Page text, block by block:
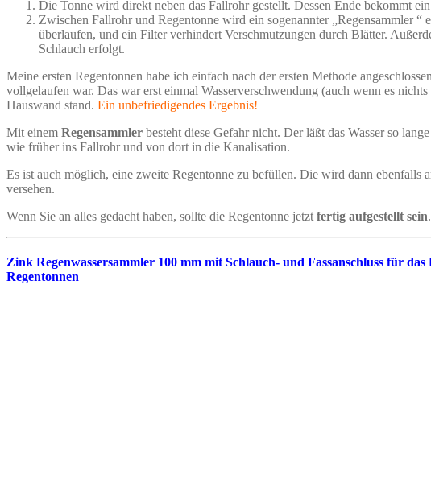
Die Tonne wird direkt neben das Fallrohr gestellt. Dessen Ende bekommt
Zwischen Fallrohr und Regentonne wird ein sogenannter „Regensammler
überlaufen, und ein Filter verhindert Verschmutzungen durch Blätter.
Schlauch erfolgt.
Meine ersten Regentonnen habe ich einfach nach der ersten Methode
vollgelaufen war. Das war erst einmal Wasserverschwendung (auch wenn es
Hauswand stand. Ein unbefriedigendes Ergebnis!
Mit einem Regensammler besteht diese Gefahr nicht. Der läßt das Wasser so
wie früher ins Fallrohr und von dort in die Kanalisation.
Es ist auch möglich, eine zweite Regentonne zu befüllen. Die wird dann ebenfalls
versehen.
Wenn Sie an alles gedacht haben, sollte die Regentonne jetzt fertig aufgestellt sein
Zink Regenwassersammler 100 mm mit Schlauch- und Fassanschluss für
Regentonnen